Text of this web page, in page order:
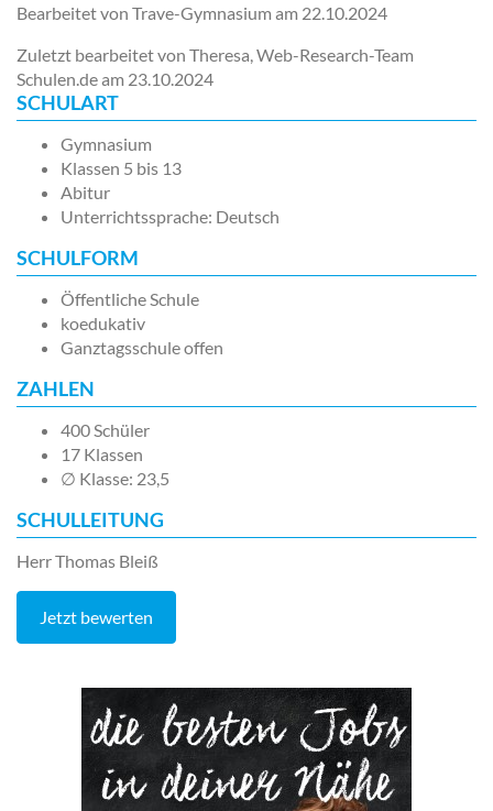
Bearbeitet von Trave-Gymnasium am 22.10.2024
Zuletzt bearbeitet von Theresa, Web-Research-Team
Schulen.de am 23.10.2024
SCHULART
Gymnasium
Klassen 5 bis 13
Abitur
Unterrichtssprache: Deutsch
SCHULFORM
Öffentliche Schule
koedukativ
Ganztagsschule offen
ZAHLEN
400 Schüler
17 Klassen
∅ Klasse: 23,5
SCHULLEITUNG
Herr Thomas Bleiß
Jetzt bewerten